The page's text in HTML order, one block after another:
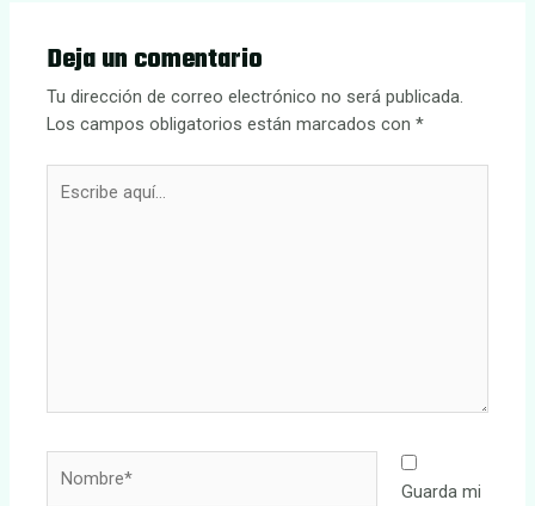
Deja un comentario
Tu dirección de correo electrónico no será publicada.
Los campos obligatorios están marcados con*
aquí...
Guarda mi